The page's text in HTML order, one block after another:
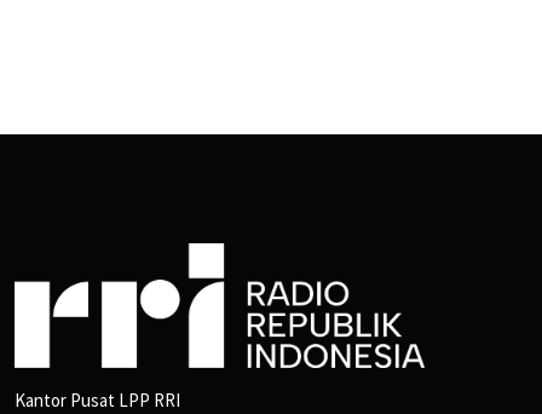
Kantor Pusat LPP RRI